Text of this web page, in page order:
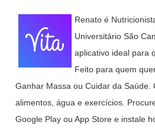
Renato é
Universitário São
aplicativo ideal para
Feito para quem
Ganhar Massa ou Cuidar da Saúde.
alimentos, água e exercícios.
Google Play ou App Store e instale